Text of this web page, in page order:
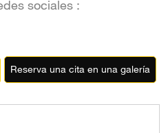
sociales :
Reserva una cita en una galería